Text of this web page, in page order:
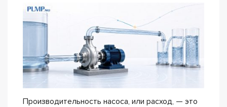
Производительность насоса, или расход, — это